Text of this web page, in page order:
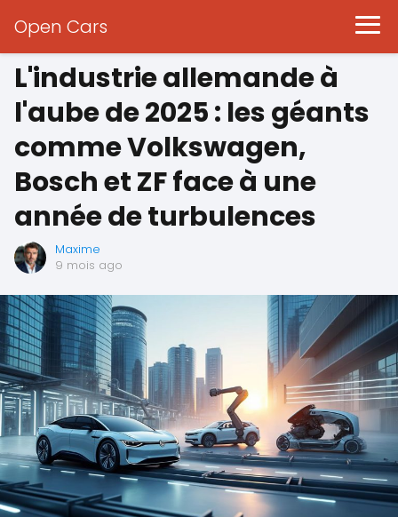
Open Cars
L'industrie allemande à
l'aube de 2025 : les géants
comme Volkswagen,
Bosch et ZF face à une
année de turbulences
Maxime
9 mois ago